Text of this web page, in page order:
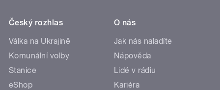
Český rozhlas
Válka na Ukrajině
Komunální volby
Stanice
eShop
O nás
Jak nás naladíte
Nápověda
Lidé v rádiu
Kariéra